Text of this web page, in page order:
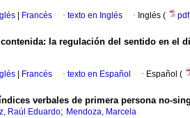
Francés · texto en Inglés · Inglés ( pdf
la regulación del sentido en el
Francés · texto en Español · Español (
verbales de primera persona no-
Raúl Eduardo; Mendoza, Marcela